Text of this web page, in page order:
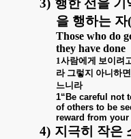
3) 행한 선을 기
을 행하는 자(
Those who do
they have done
1사람에게 보이려
라 그렇지 아니하
느니라
1“Be careful not
of others to be
reward from your
4) 지극히 작은